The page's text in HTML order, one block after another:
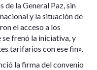
de la General Paz, sin
y la situación de
el acceso a los
frenó la iniciativa, y
tarifarios con ese fin».
la firma del convenio